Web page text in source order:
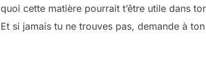
quoi cette matière pourrait t’être utile dans
Et si jamais tu ne trouves pas, demande à